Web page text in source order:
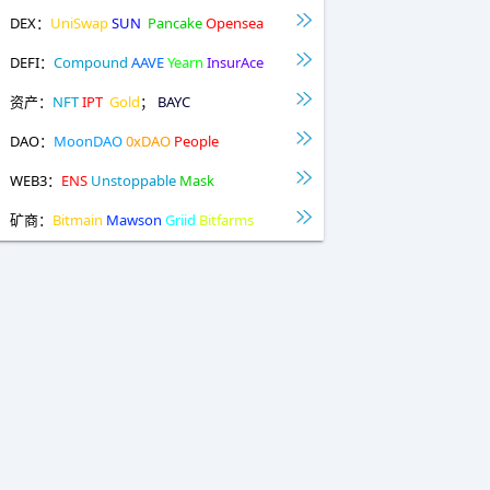
DEX： UniSwapSUN PancakeOpensea
DEFI： Compound AAVEYearn InsurAce
资产： NFTIPT Gold；
BAYC
DAO： MoonDAO0xDAO People
WEB3： ENS Unstoppable Mask
矿商： Bitmain Mawson Griid Bitfarms